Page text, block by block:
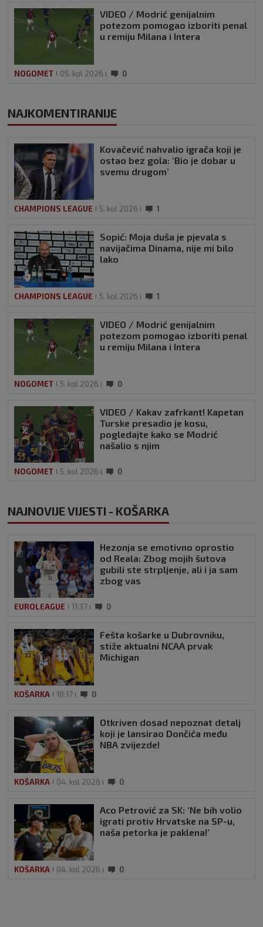
VIDEO / Modrić genijalnim
potezom pomogao izboriti penal
u remiju Milana i Intera
NOGOMET 05. kol 2026 0
NAJKOMENTIRANIJE
Kovačević nahvalio igrača koji je
ostao bez gola: ‘Bio je dobar u
svemu drugom’
CHAMPIONS LEAGUE 5. kol 2026 1
Sopić: Moja duša je pjevala s
navijačima Dinama, nije mi bilo
lako
CHAMPIONS LEAGUE 5. kol 2026 1
VIDEO / Modrić genijalnim
potezom pomogao izboriti penal
u remiju Milana i Intera
NOGOMET 5. kol 2026 0
VIDEO / Kakav zafrkant! Kapetan
Turske presadio je kosu,
pogledajte kako se Modrić
našalio s njim
NOGOMET 5. kol 2026 0
NAJNOVIJE VIJESTI - KOŠARKA
Hezonja se emotivno oprostio
od Reala: Zbog mojih šutova
gubili ste strpljenje, ali i ja sam
zbog vas
EUROLEAGUE 11:37 0
Fešta košarke u Dubrovniku,
stiže aktualni NCAA prvak
Michigan
KOŠARKA 18:17 0
Otkriven dosad nepoznat detalj
koji je lansirao Dončića među
NBA zvijezde!
KOŠARKA 04. kol 2026 0
Aco Petrović za SK: ‘Ne bih volio
igrati protiv Hrvatske na SP-u,
naša petorka je paklena!’
KOŠARKA 04. kol 2026 0